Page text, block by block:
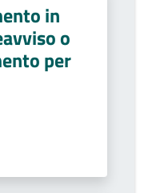
in
o
per